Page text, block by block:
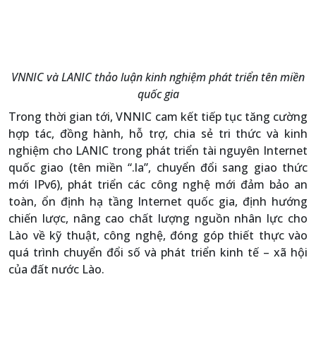
VNNIC và LANIC thảo luận kinh nghiệm phát triển tên miền
quốc gia
Trong thời gian tới, VNNIC cam kết tiếp tục tăng cường
hợp tác, đồng hành, hỗ trợ, chia sẻ tri thức và kinh
nghiệm cho LANIC trong phát triển tài nguyên Internet
quốc giao (tên miền “.la”, chuyển đổi sang giao thức
mới IPv6), phát triển các công nghệ mới đảm bảo an
toàn, ổn định hạ tầng Internet quốc gia, định hướng
chiến lược, nâng cao chất lượng nguồn nhân lực cho
Lào về kỹ thuật, công nghệ, đóng góp thiết thực vào
quá trình chuyển đổi số và phát triển kinh tế – xã hội
của đất nước Lào.